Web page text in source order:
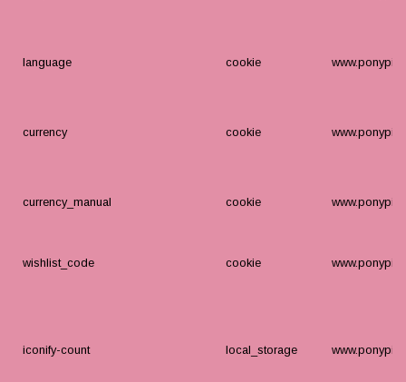
language cookie
currency cookie
currency_manual cookie
wishlist_code cookie
iconify-count local_storage